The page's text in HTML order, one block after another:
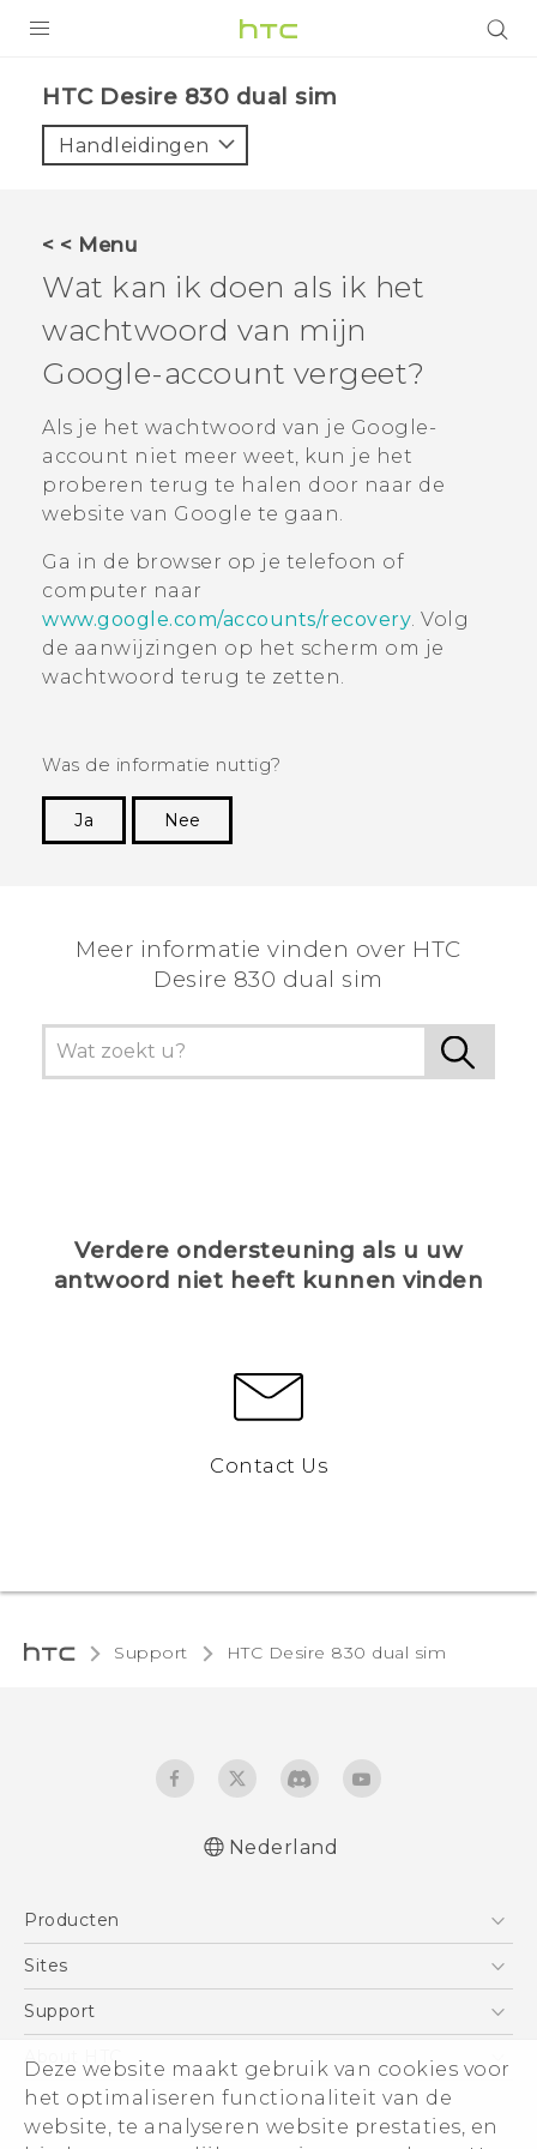
Deze website maakt gebruik van cookies voor
het optimaliseren functionaliteit van de
website, te analyseren website prestaties, en
VIVE
AANBIEDINGEN
HTC Club
SUPPORT
HTC-apparaten & -accessoires
VIVERSE
Aanmelden
HTC Desire 830 dual sim‎
Handleidingen
< < Menu
Wat kan ik doen als ik het
wachtwoord van mijn
Google-account vergeet?
Als je het wachtwoord van je Google-
account niet meer weet, kun je het
proberen terug te halen door naar de
website van Google te gaan.
Ga in de browser op je telefoon of
computer naar
www.google.com/accounts/recovery. Volg
de aanwijzingen op het scherm om je
wachtwoord terug te zetten.
Was de informatie nuttig?
Ja
Nee
Meer informatie vinden over HTC
Desire 830 dual sim
Verdere ondersteuning als u uw
antwoord niet heeft kunnen vinden
Contact Us
Support HTC Desire 830 dual sim‎
Nederlands - Gebruikershandleiding
wettelijke voorschriften
Deutsch - Informationen zur Sicherheit und
behördliche Bestimmungen
English - Quick start guide
Nederland
Producten
Telefoons
Vive
Accessoires
Sites
HTC Vive
Aan de slag
Support
Support voor eCommerce
About HTC
ESG
Informatie over het bedrijf